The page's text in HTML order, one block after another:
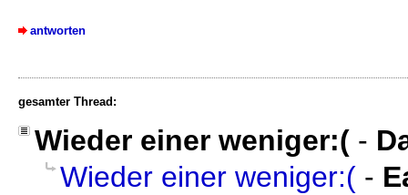
antworten
gesamter Thread:
Wieder einer weniger:( -
Wieder einer weniger:( -